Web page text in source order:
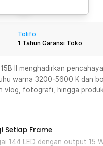
Toko Tangerang
Toko Cikupa
Pick n Go Jakarta
Pick n Go Depok
Tolifo
1 Tahun Garansi Toko
II menghadirkan
warna 3200-5600 K dan
vlog, fotografi, hingga
Setiap Frame
144 LED dengan output 15